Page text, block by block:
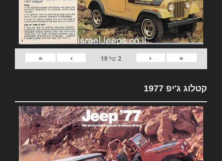
«
‹
2של19
›
»
קטלוג ג'יפ 1977